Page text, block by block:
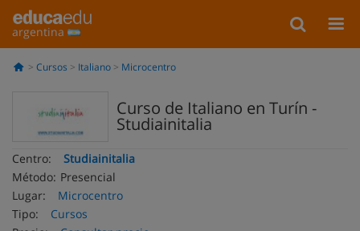
argentina
Cursos Italiano Microcentro
Curso de Italiano en Turín -
Studiainitalia
Centro:
Studiainitalia
Método: Presencial
Lugar:
Microcentro
Tipo:
Cursos